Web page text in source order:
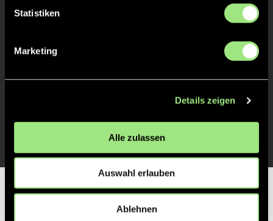
Statistiken
Marketing
Details zeigen
Alle zulassen
Auswahl erlauben
Ablehnen
1' ABPFIFF 1. Viertel
1' ANPFIFF 1. Viertel
Partner